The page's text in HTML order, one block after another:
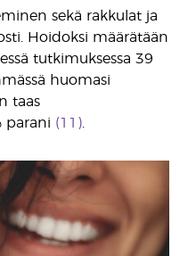
sekä rakkulat ja
Hoidoksi määrätään
tutkimuksessa 39
huomasi
taas
parani (11)